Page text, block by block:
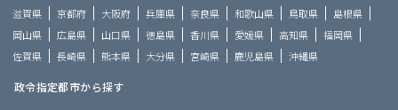
滋賀県
京都府 大阪府 兵庫県 奈良県 和歌山県 鳥取県
島根県
岡山県
広島県 山口県 徳島県 香川県 愛媛県 高知県
福岡県
佐賀県
長崎県 熊本県 大分県 宮崎県 鹿児島県 沖縄県
政令指定都市から探す